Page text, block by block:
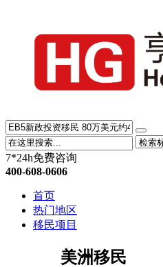
7*24h免费咨询
400-608-0606
首页
热门地区
移民项目
美洲移民